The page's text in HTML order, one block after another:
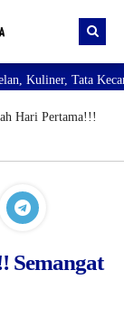
Tata
Hari Pertama!!!
Semangat